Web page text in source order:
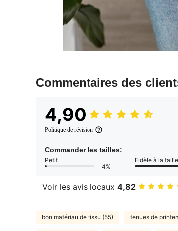
Commentaires des
4,90
Politique de révision
Commander les tailles:
Petit
4%
Fidèle à la taille
Voir les avis locaux 4,82
bon matériau de tissu (55) tenues de